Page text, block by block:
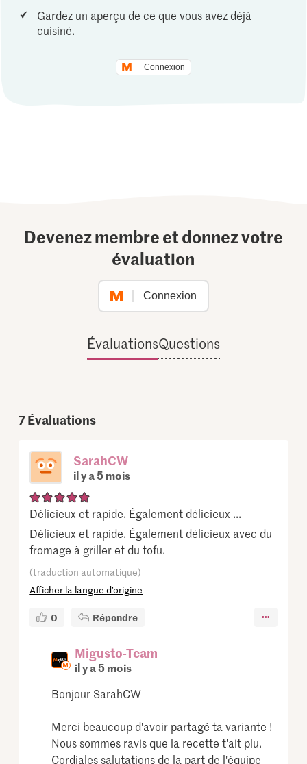
Gardez un aperçu de ce que vous avez déjà
cuisiné.
Connexion
Devenez membre et donnez votre
évaluation
Connexion
ÉvaluationsQuestions
7Évaluations
SarahCW
il y a 5 mois
Délicieux et rapide. Également délicieux ...
Délicieux et rapide. Également délicieux avec du
fromage à griller et du tofu.
(traduction automatique)
Afficher la langue d’origine
0 Répondre
Migusto-Team
il y a 5 mois
Bonjour SarahCW
Merci beaucoup d'avoir partagé ta variante !
Nous sommes ravis que la recette t'ait plu.
Cordiales salutations de la part de l'équipe